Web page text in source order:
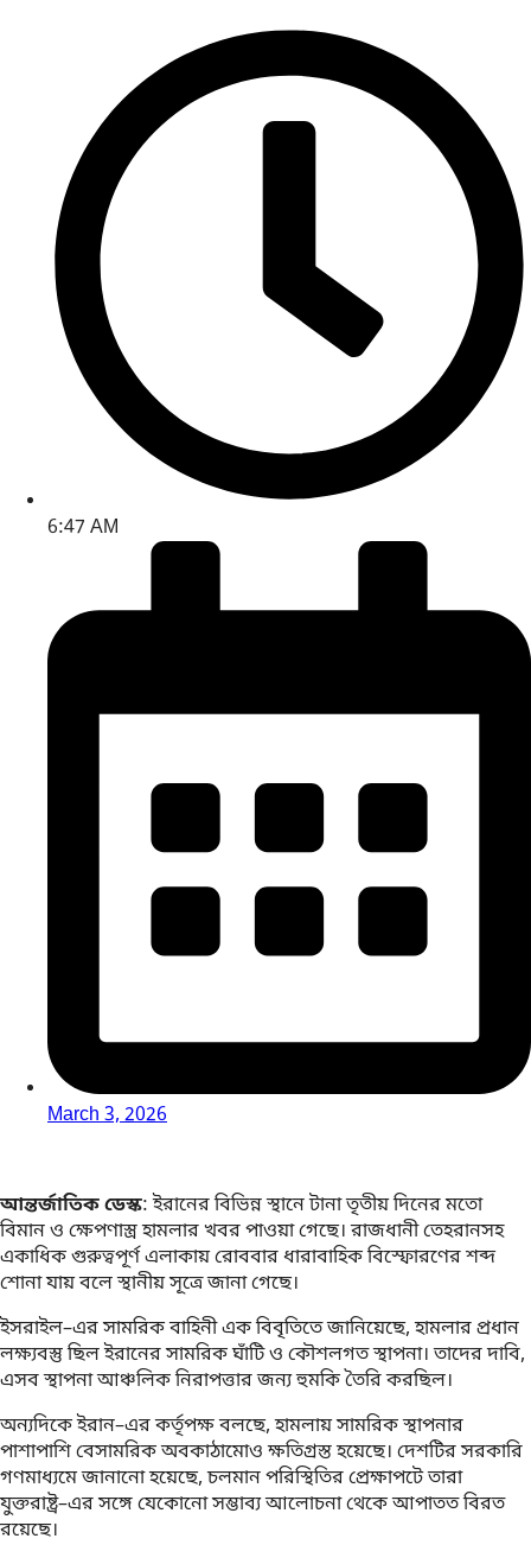
6:47 AM
March 3, 2026
আন্তর্জাতিক ডেস্ক: ইরানের বিভিন্ন স্থানে টানা তৃতীয় দিনের মতো
বিমান ও ক্ষেপণাস্ত্র হামলার খবর পাওয়া গেছে। রাজধানী তেহরানসহ
একাধিক গুরুত্বপূর্ণ এলাকায় রোববার ধারাবাহিক বিস্ফোরণের শব্দ
শোনা যায় বলে স্থানীয় সূত্রে জানা গেছে।
ইসরাইল–এর সামরিক বাহিনী এক বিবৃতিতে জানিয়েছে, হামলার প্রধান
লক্ষ্যবস্তু ছিল ইরানের সামরিক ঘাঁটি ও কৌশলগত স্থাপনা। তাদের দাবি,
এসব স্থাপনা আঞ্চলিক নিরাপত্তার জন্য হুমকি তৈরি করছিল।
অন্যদিকে ইরান–এর কর্তৃপক্ষ বলছে, হামলায় সামরিক স্থাপনার
পাশাপাশি বেসামরিক অবকাঠামোও ক্ষতিগ্রস্ত হয়েছে। দেশটির সরকারি
গণমাধ্যমে জানানো হয়েছে, চলমান পরিস্থিতির প্রেক্ষাপটে তারা
যুক্তরাষ্ট্র–এর সঙ্গে যেকোনো সম্ভাব্য আলোচনা থেকে আপাতত বিরত
রয়েছে।